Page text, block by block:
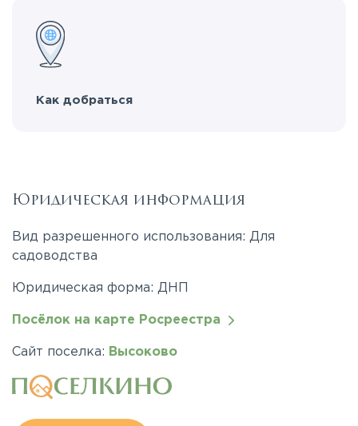
Как добраться
Юридическая информация
Вид разрешенного использования: Для
садоводства
Юридическая форма: ДНП
Посёлок на карте Росреестра
Сайт поселка: Высоково